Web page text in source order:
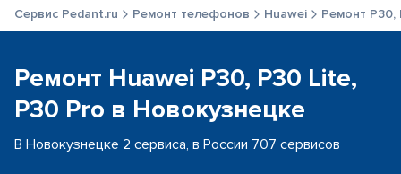
Сервис Pedant.ru Ремонт телефонов Huawei Ремонт P30,
Ремонт Huawei P30, P30 Lite,
P30 Pro в Новокузнецке
В Новокузнецке 2 сервиса, в России 707 сервисов